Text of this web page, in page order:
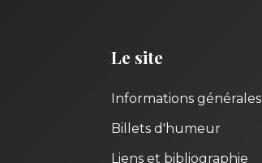
Le site
Informations générales
Billets d'humeur
Liens et bibliographie